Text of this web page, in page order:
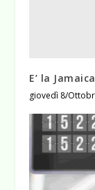
E’ la
giovedì 8/